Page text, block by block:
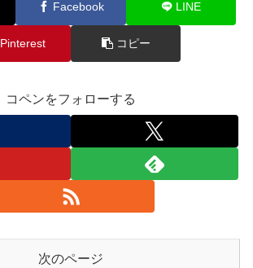
Facebook LINE
Pinterest コピー
コペンをフォローする
次のページ